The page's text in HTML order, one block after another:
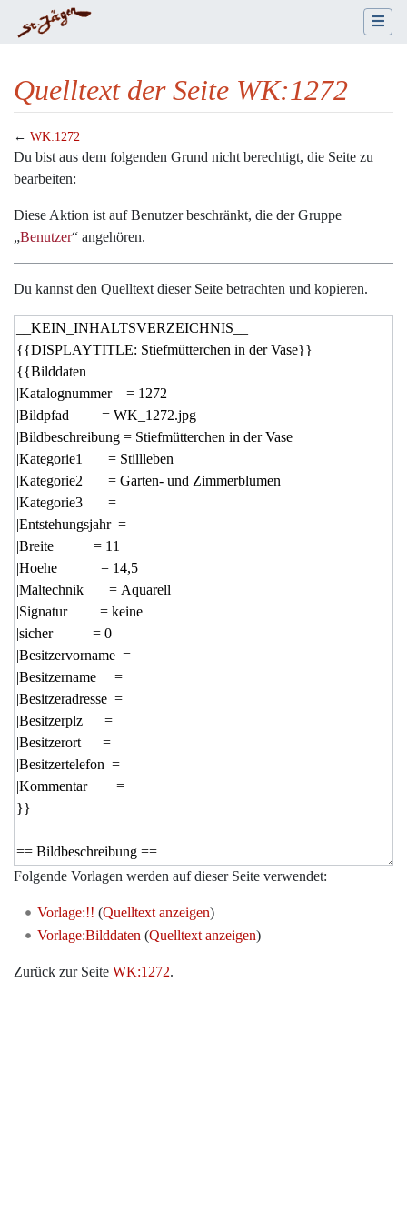
Quelltext der Seite WK:1272
← WK:1272
Wechseln zu:Navigation,Suche
Du bist aus dem folgenden Grund nicht berechtigt, die Seite zu
bearbeiten:
Diese Aktion ist auf Benutzer beschränkt, die der Gruppe
„Benutzer“ angehören.
Du kannst den Quelltext dieser Seite betrachten und kopieren.
Folgende Vorlagen werden auf dieser Seite verwendet:
Vorlage:!! (Quelltext anzeigen)
Vorlage:Bilddaten (Quelltext anzeigen)
Zurück zur Seite WK:1272.